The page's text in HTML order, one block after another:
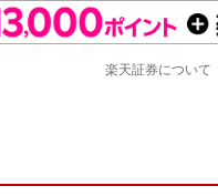
楽天証券について